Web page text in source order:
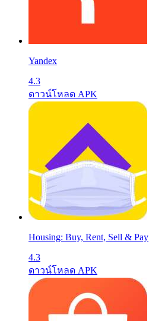
Yandex
4.3
ดาวน์โหลด APK
Housing: Buy, Rent, Sell & Pay
4.3
ดาวน์โหลด APK